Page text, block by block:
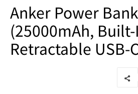
Anker Power Bank
(25000mAh,
Retractable USB-